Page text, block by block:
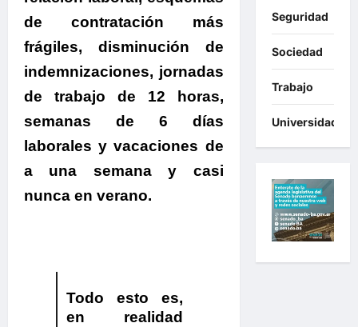
de contratación más
frágiles, disminución de
indemnizaciones, jornadas
de trabajo de 12 horas,
semanas de 6 días
laborales y vacaciones de
a una semana y casi
nunca en verano.
Todo esto es,
en realidad
Seguridad
Sociedad
Trabajo
Universidades